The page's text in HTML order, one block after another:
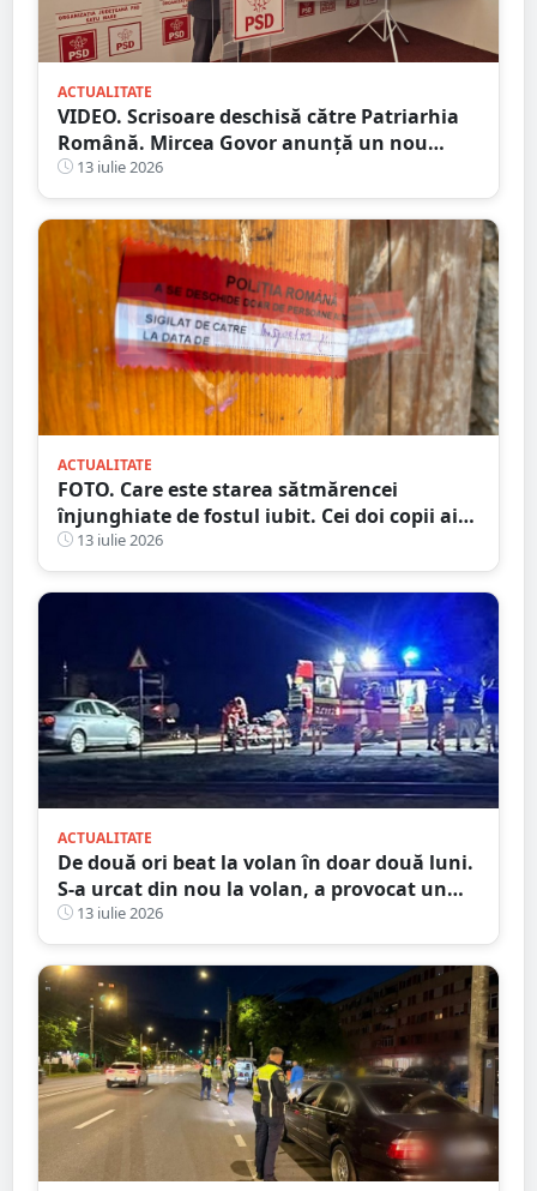
ACTUALITATE
VIDEO. Scrisoare deschisă către Patriarhia
Română. Mircea Govor anunță un nou
demers împotriva deputatului Adrian
Cozma
13 iulie 2026
ACTUALITATE
FOTO. Care este starea sătmărencei
înjunghiate de fostul iubit. Cei doi copii ai
femeii, luați în plasament
13 iulie 2026
ACTUALITATE
De două ori beat la volan în doar două luni.
S-a urcat din nou la volan, a provocat un
accident și ajunge la închisoare
13 iulie 2026